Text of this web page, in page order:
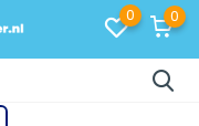
0 0